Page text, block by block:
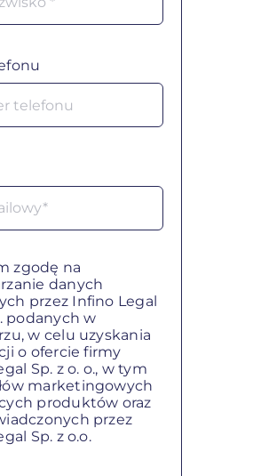
zgodę na
danych
przez Infino Legal
podanych w
w celu uzyskania
o ofercie firmy
Sp. z o. o., w tym
marketingowych
produktów oraz
przez
Sp. z o.o.